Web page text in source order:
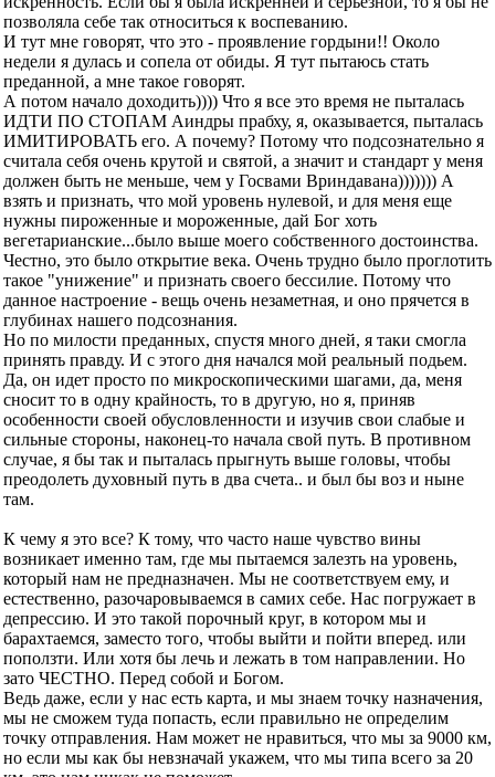
позволяла себе так относиться к воспеванию.
И тут мне говорят, что это - проявление гордыни!! Около
недели я дулась и сопела от обиды. Я тут пытаюсь стать
преданной, а мне такое говорят.
А потом начало доходить)))) Что я все это время не пыталась
ИДТИ ПО СТОПАМ Аиндры прабху, я, оказывается, пыталась
ИМИТИРОВАТЬ его. А почему? Потому что подсознательно я
считала себя очень крутой и святой, а значит и стандарт у меня
должен быть не меньше, чем у Госвами Вриндавана))))))) А
взять и признать, что мой уровень нулевой, и для меня еще
нужны пироженные и мороженные, дай Бог хоть
вегетарианские...было выше моего собственного достоинства.
Честно, это было открытие века. Очень трудно было проглотить
такое "унижение" и признать своего бессилие. Потому что
данное настроение - вещь очень незаметная, и оно прячется в
глубинах нашего подсознания.
Но по милости преданных, спустя много дней, я таки смогла
принять правду. И с этого дня начался мой реальный подьем.
Да, он идет просто по микроскопическими шагами, да, меня
сносит то в одну крайность, то в другую, но я, приняв
особенности своей обусловленности и изучив свои слабые и
сильные стороны, наконец-то начала свой путь. В противном
случае, я бы так и пыталась прыгнуть выше головы, чтобы
преодолеть духовный путь в два счета.. и был бы воз и ныне
там.
К чему я это все? К тому, что часто наше чувство вины
возникает именно там, где мы пытаемся залезть на уровень,
который нам не предназначен. Мы не соответствуем ему, и
естественно, разочаровываемся в самих себе. Нас погружает в
депрессию. И это такой порочный круг, в котором мы и
барахтаемся, заместо того, чтобы выйти и пойти вперед. или
поползти. Или хотя бы лечь и лежать в том направлении. Но
зато ЧЕСТНО. Перед собой и Богом.
Ведь даже, если у нас есть карта, и мы знаем точку назначения,
мы не сможем туда попасть, если правильно не определим
точку отправления. Нам может не нравиться, что мы за 9000 км,
но если мы как бы невзначай укажем, что мы типа всего за 20